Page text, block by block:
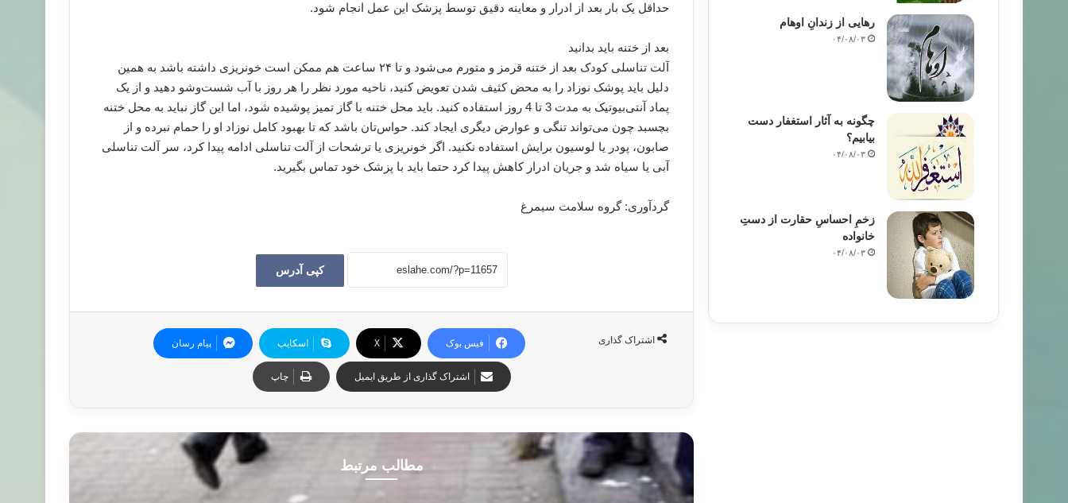
حداقل یک بار بعد از ادرار و معاینه دقیق توسط پزشک این عمل انجام شود.
بعد از ختنه باید بدانید
آلت تناسلی کودک بعد از ختنه قرمز و متورم می‌شود و تا ۲۴ ساعت هم ممکن است خونریزی داشته باشد به همین
دلیل باید پوشک نوزاد را به محض کثیف شدن تعویض کنید، ناحیه مورد نظر را هر روز با آب شست‌وشو دهید و از یک
پماد آنتی‌بیوتیک به مدت 3 تا 4 روز استفاده کنید. باید محل ختنه با گاز تمیز پوشیده شود، اما این گاز نباید به محل ختنه
بچسبد چون می‌تواند تنگی و عوارض دیگری ایجاد کند. حواس‌تان باشد که تا بهبود کامل نوزاد او را حمام نبرده و از
صابون، پودر یا لوسیون برایش استفاده نکنید. اگر خونریزی یا ترشحات از آلت تناسلی ادامه پیدا کرد، سر آلت تناسلی
آبی یا سیاه شد و جریان ادرار کاهش پیدا کرد حتما باید با پزشک خود تماس بگیرید.
گردآوری: گروه سلامت سیمرغ
کپی آدرس
اشتراک گذاری فیس بوک X اسکایپ پیام رسان
اشتراک گذاری از طریق ایمیل چاپ
مطالب مرتبط
رهایی از زندانِ اوهام
۰۴/۰۸/۰۳
چگونه به آثار استغفار دست
بیابیم؟
۰۴/۰۸/۰۳
زخمِ احساسِ حقارت از دستِ
خانواده
۰۴/۰۸/۰۳